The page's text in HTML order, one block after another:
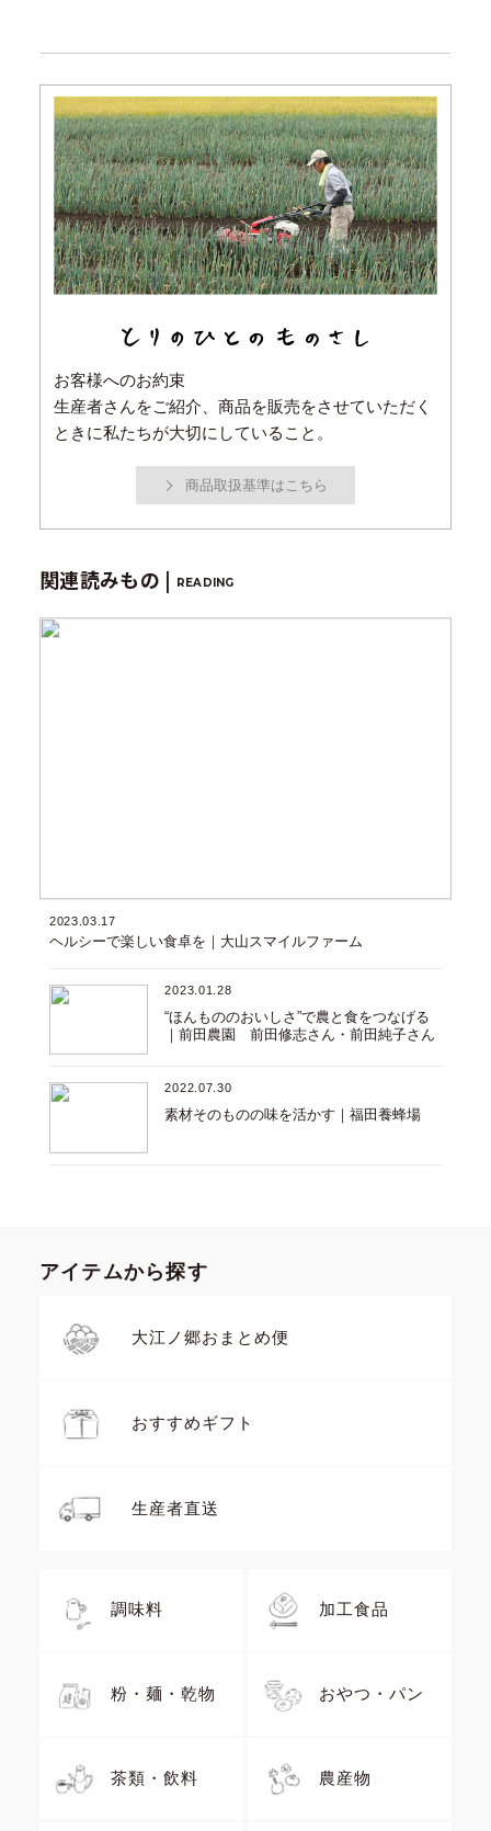
お客様へのお約束
生産者さんをご紹介、商品を販売をさせていただく
ときに私たちが大切にしていること。
商品取扱基準はこちら
関連読みもの | READING
2023.03.17
ヘルシーで楽しい食卓を｜大山スマイルファーム
2023.01.28
“ほんもののおいしさ”で農と食をつなげる
｜前田農園 前田修志さん・前田純子さん
2022.07.30
素材そのものの味を活かす｜福田養蜂場
アイテムから探す
大江ノ郷おまとめ便
おすすめギフト
生産者直送
調味料 加工食品
粉・麺・乾物 おやつ・パン
茶類・飲料 農産物